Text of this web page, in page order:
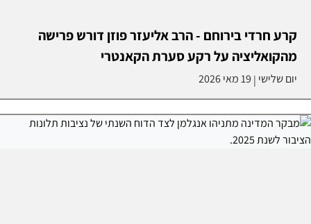
קרע חרדי בירוחם - הרב אליעזר פוזן דורש פרישה
מהקואליציה על רקע סערת הקאנטרי
יום שלישי | 19 מאי 2026